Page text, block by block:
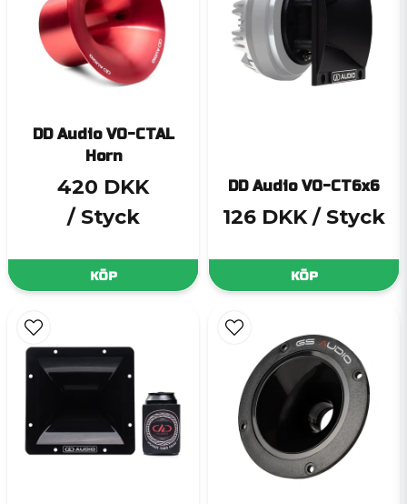
DD Audio VO-CTAL
Horn
420 DKK
/ Styck
KÖP
DD Audio VO-CT6x6
126 DKK / Styck
KÖP